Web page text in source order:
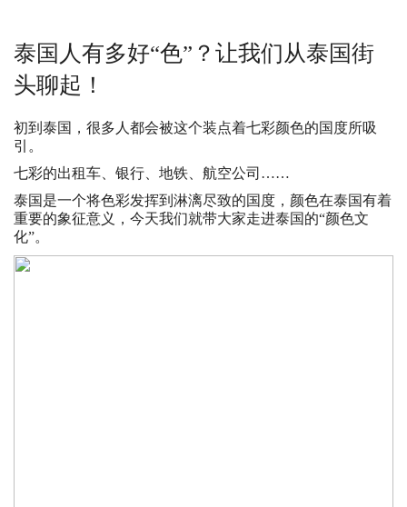
泰国人有多好“色”？让我们从泰国街
头聊起！
初到泰国，很多人都会被这个装点着七彩颜色的国度所吸
引。
七彩的出租车、银行、地铁、航空公司……
泰国是一个将色彩发挥到淋漓尽致的国度，颜色在泰国有着
重要的象征意义，今天我们就带大家走进泰国的“颜色文
化”。